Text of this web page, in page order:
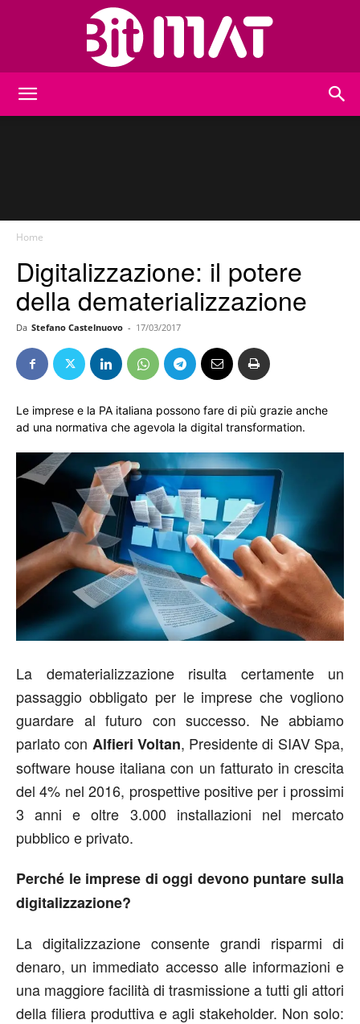
Home
Digitalizzazione: il potere
della dematerializzazione
Da Stefano Castelnuovo - 17/03/2017
Le imprese e la PA italiana possono fare di più grazie anche
ad una normativa che agevola la digital transformation.
La dematerializzazione risulta certamente un
passaggio obbligato per le imprese che vogliono
guardare al futuro con successo. Ne abbiamo
parlato con Alfieri Voltan, Presidente di SIAV Spa,
software house italiana con un fatturato in crescita
del 4% nel 2016, prospettive positive per i prossimi
3 anni e oltre 3.000 installazioni nel mercato
pubblico e privato.
Perché le imprese di oggi devono puntare sulla
digitalizzazione?
La digitalizzazione consente grandi risparmi di
denaro, un immediato accesso alle informazioni e
una maggiore facilità di trasmissione a tutti gli attori
della filiera produttiva e agli stakeholder. Non solo: